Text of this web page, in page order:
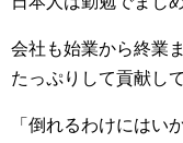
会社も始業から終業
たっぷりして貢献し
「倒れるわけにはい